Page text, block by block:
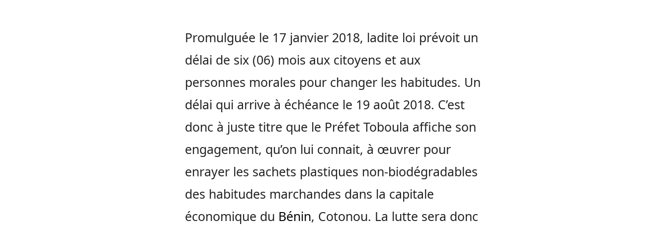
Promulguée le 17 janvier 2018, ladite loi prévoit un
délai de six (06) mois aux citoyens et aux
personnes morales pour changer les habitudes. Un
délai qui arrive à échéance le 19 août 2018. C’est
donc à juste titre que le Préfet Toboula affiche son
engagement, qu’on lui connait, à œuvrer pour
enrayer les sachets plastiques non-biodégradables
des habitudes marchandes dans la capitale
économique du Bénin, Cotonou. La lutte sera donc